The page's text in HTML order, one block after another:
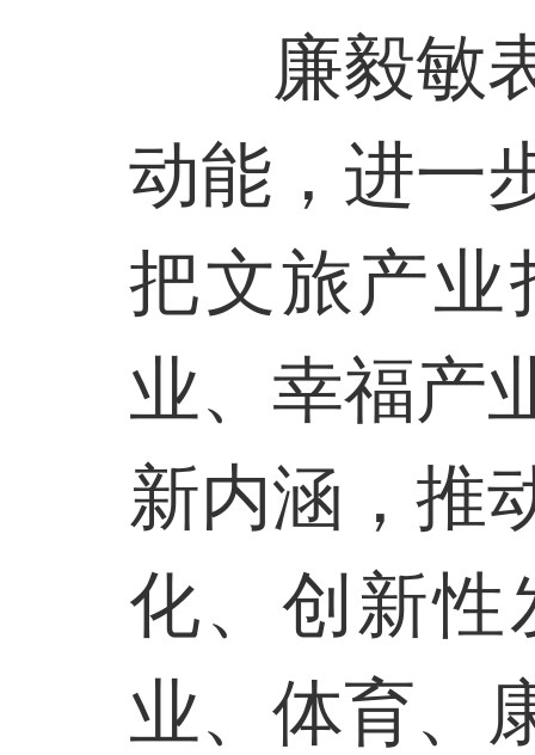
廉毅敏
动能，进一
把文旅产业
业、幸福产
新内涵，推
化、创新性
业、体育、